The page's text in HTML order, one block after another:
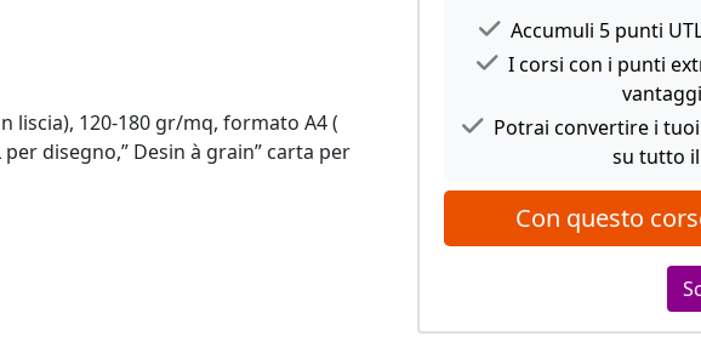
liscia), 120-180 gr/mq, formato A4 (
disegno,” Desin à grain” carta per
Accumuli 5 punti
I corsi con i punti
Potrai convertire i
su tutto
Con questo